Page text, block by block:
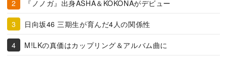
『ノノガ』出身ASHA＆KOKONAがデビュー
日向坂46 三期生が育んだ4人の関係性
M!LKの真価はカップリング＆アルバム曲に